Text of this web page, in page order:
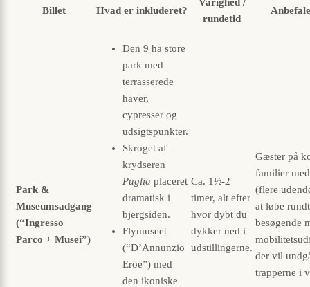
Billet Hvad er inkluderet?
rundetid
Park &
Museumsadgang
(“Ingresso
Parco + Musei”)
Den 9 ha store
park med
terrasserede
haver,
cypresser og
udsigtspunkter.
Skroget af
krydseren
Puglia placeret
dramatisk i
bjergsiden.
Flymuseet
(“D’Annunzio
Eroe”) med
den ikoniske
Ca. 1½-2
timer, alt efter
hvor dybt du
dykker ned i
udstillingerne.
Gæster på
familier
(flere
at løbe
besøgende
der vil
trapperne i